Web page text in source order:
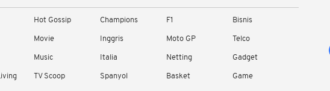
Hot Gossip
Movie
Music
TV Scoop
Champions
Inggris
Italia
Spanyol
F1
Moto GP
Netting
Basket
Bisnis
Telco
Gadget
Game